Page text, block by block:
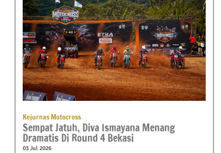
Kejurnas Motocross
Sempat Jatuh, Diva Ismayana Menang
Dramatis Di Round 4 Bekasi
03 Jul 2026